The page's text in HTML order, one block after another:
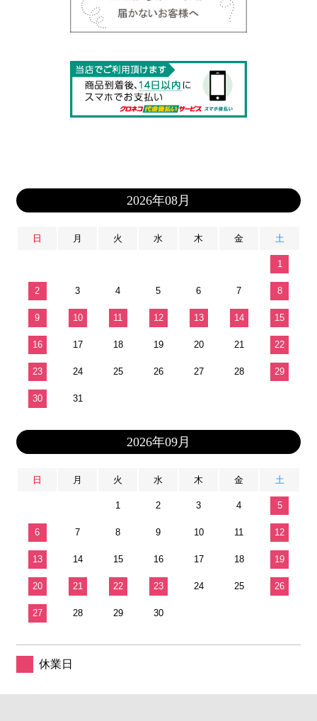
2026年08月
日 月 火 水 木 金 土
1
2 3 4 5 6 7 8
9 10 11 12 13 14 15
16 17 18 19 20 21 22
23 24 25 26 27 28 29
30 31
2026年09月
日 月 火 水 木 金 土
1 2 3 4 5
6 7 8 9 10 11 12
13 14 15 16 17 18 19
20 21 22 23 24 25 26
27 28 29 30
休業日